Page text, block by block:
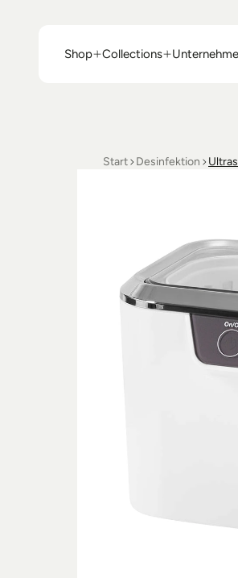
Shop
Collections
Start Desinfektion